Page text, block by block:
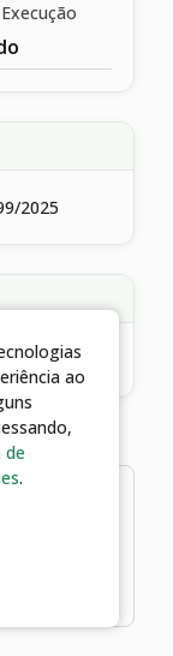
2025
ao
de
.